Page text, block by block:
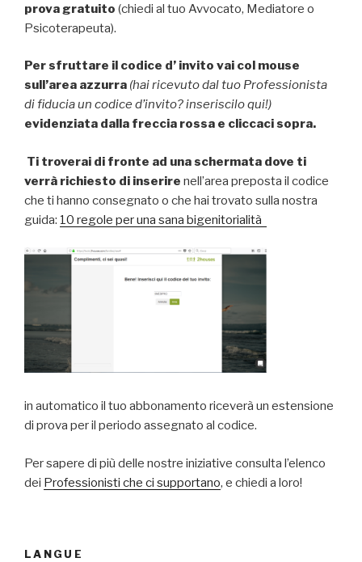
prova gratuito (chiedi al tuo Avvocato, Mediatore o
Psicoterapeuta).
Per sfruttare il codice d’ invito vai col mouse
sull’area azzurra (hai ricevuto dal tuo Professionista
di fiducia un codice d’invito? inseriscilo qui!)
evidenziata dalla freccia rossa e cliccaci sopra.
Ti troverai di fronte ad una schermata dove ti
verrà richiesto di inserire nell’area preposta il codice
che ti hanno consegnato o che hai trovato sulla nostra
guida: 10 regole per una sana bigenitorialità
in automatico il tuo abbonamento riceverà un estensione
di prova per il periodo assegnato al codice.
Per sapere di più delle nostre iniziative consulta l’elenco
dei Professionisti che ci supportano, e chiedi a loro!
LANGUE